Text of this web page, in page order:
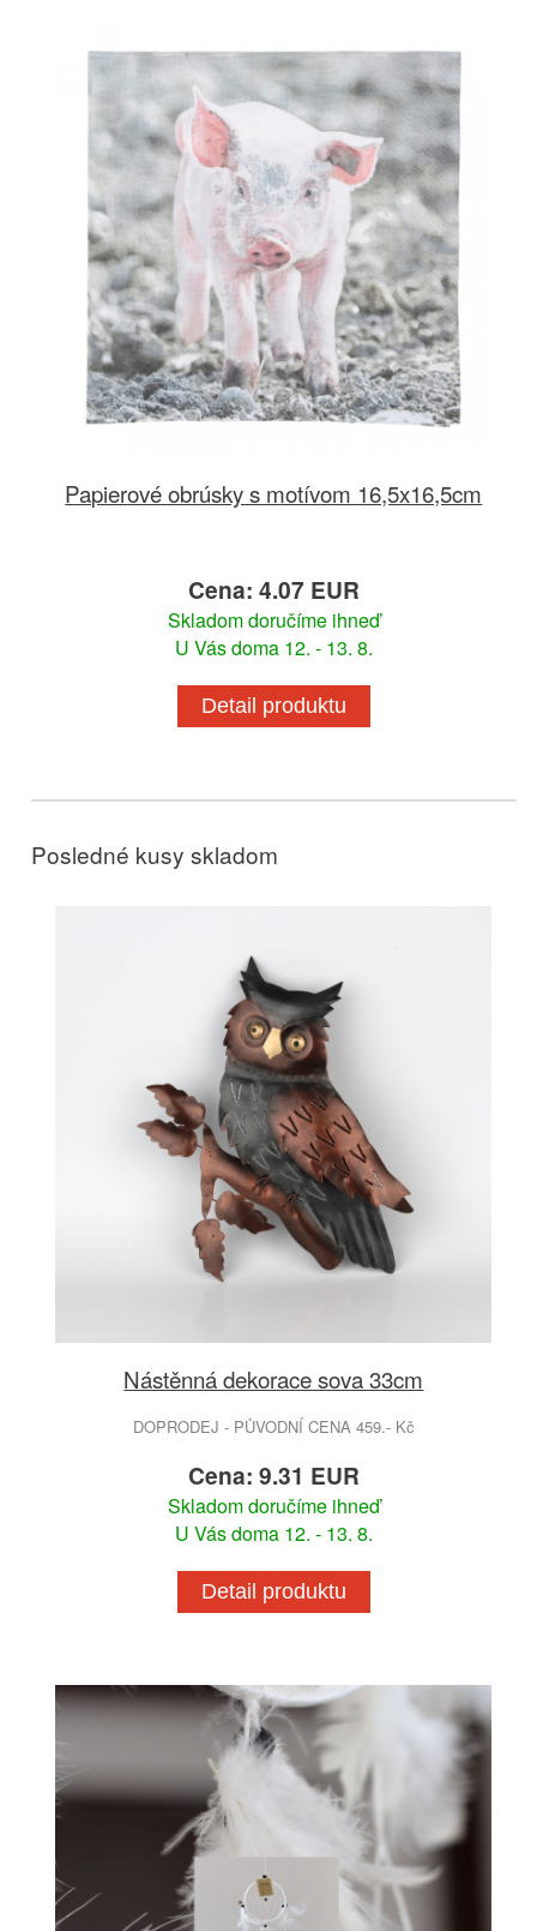
Papierové obrúsky s motívom 16,5x16,5cm
Cena: 4.07 EUR
Skladom doručíme ihneď
U Vás doma 12. - 13. 8.
Detail produktu
Posledné kusy skladom
Nástěnná dekorace sova 33cm
DOPRODEJ - PŮVODNÍ CENA 459.- Kč
Cena: 9.31 EUR
Skladom doručíme ihneď
U Vás doma 12. - 13. 8.
Detail produktu